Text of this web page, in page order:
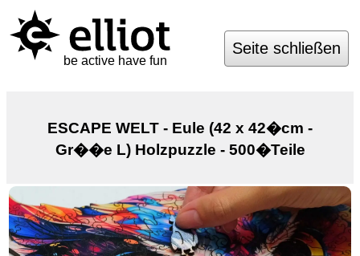
be active have fun
Seite schließen
ESCAPE WELT - Eule (42 x 42�cm -
Gr��e L) Holzpuzzle - 500�Teile